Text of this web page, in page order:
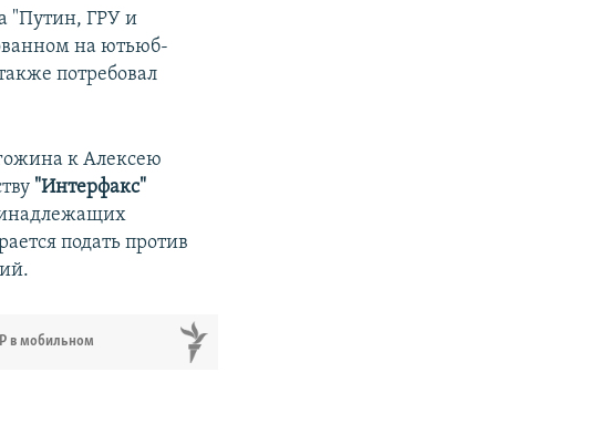
"Путин, ГРУ и
на ютьюб-
потребовал
к Алексею
"Интерфакс"
подать против
в мобильном